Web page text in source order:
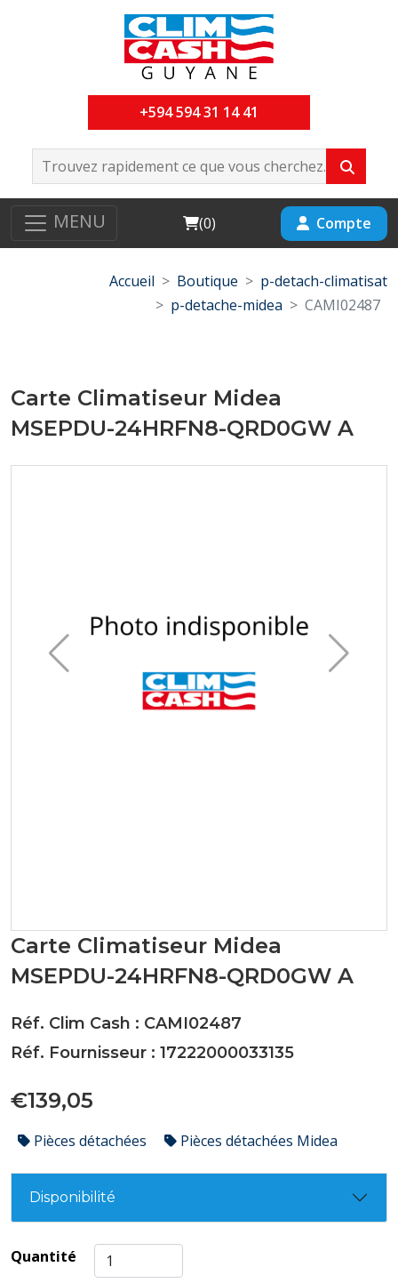
+594 594 31 14 41
MENU Cart
(0) Compte
Accueil Boutique
p-detach-climatisat
p-detache-midea
CAMI02487
Carte Climatiseur Midea
MSEPDU-24HRFN8-QRD0GW A
Carte Climatiseur Midea
MSEPDU-24HRFN8-QRD0GW A
Réf. Clim Cash : CAMI02487
Réf. Fournisseur : 17222000033135
€139,05
Pièces détachées Pièces détachées Midea
Disponibilité
Quantité